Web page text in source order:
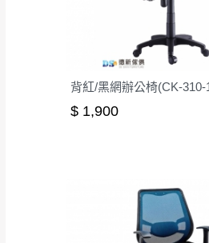
背紅/黑網辦公椅(CK-310-
$ 1,900